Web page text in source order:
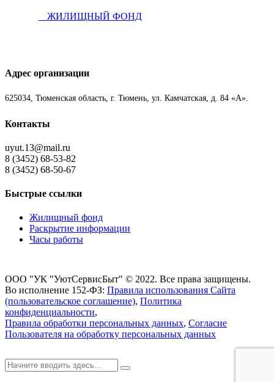
ЖИЛИЩНЫЙ ФОНД
Адрес организации
625034, Тюменская область, г. Тюмень, ул. Камчатская, д. 84 «А».
Контакты
uyut.13@mail.ru
8 (3452) 68-53-82
8 (3452) 68-50-67
Быстрые ссылки
Жилищный фонд
Раскрытие информации
Часы работы
ООО "УК "УютСервисБыт" © 2022. Все права защищены.
Во исполнение 152-ФЗ: Правила использования Сайта
(пользовательское соглашение), Политика
конфиденциальности,
Правила обработки персональных данных, Согласие
Пользователя на обработку персональных данных